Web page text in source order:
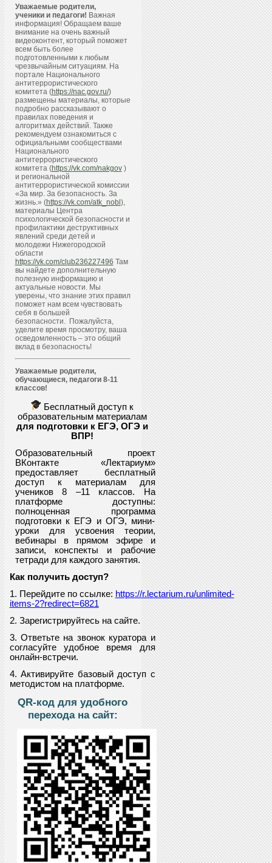
Уважаемые родители,
ученики и педагоги! Важная
информация! Обращаем ваше
внимание на очень важный
видеоконтент, который поможет
всем быть более
подготовленными к любым
чрезвычайным ситуациям. На
портале Национального
антитеррористического
комитета (https://nac.gov.ru/)
размещены материалы, которые
подробно рассказывают о
правилах поведения и
алгоритмах действий. Также
рекомендуем ознакомиться с
официальными сообществами
Национального
антитеррористического
комитета (https://vk.com/nakgov)
и региональной
антитеррористической комиссии
«За мир. За безопасность. За
жизнь.» (https://vk.com/atk_nobl ),
материалы Центра
психологической безопасности и
профилактики деструктивных
явлений среди детей и
молодежи Нижегородской
области
https://vk.com/club236227496 Там
вы найдете дополнительную
полезную информацию и
актуальные новости. Мы
уверены, что знание этих правил
поможет нам всем чувствовать
себя в большей
безопасности. Пожалуйста,
уделите время просмотру, ваша
осведомленность – это общий
вклад в безопасность!
Уважаемые родители,
обучающиеся, педагоги 8-11
классов!
Бесплатный доступ к
образовательным материалам
для подготовки к ЕГЭ, ОГЭ и
ВПР!
Образовательный проект
ВКонтакте «Лектариум»
предоставляетбесплатный
доступ к материалам для
учеников 8 –11 классов. На
платформе доступны:
полноценная программа
подготовки к ЕГЭ и ОГЭ, мини-
уроки для усвоения теории,
вебинары в прямом эфире и
записи, конспекты и рабочие
тетради для каждого занятия.
Как получить доступ?
1. Перейдите по ссылке: https://r.lectarium.ru/unlimited-
items-2?redirect=6821
2. Зарегистрируйтесь на сайте.
3. Ответьте на звонок куратора и
согласуйте удобное время для
онлайн-встречи.
4. Активируйте базовый доступ с
методистом на платформе.
QR-код для удобного
перехода на сайт: